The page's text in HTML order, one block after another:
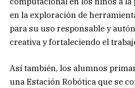
en la exploración de
para su uso responsable y
creativa y fortaleciendo el
Así también, los alumnos
una Estación Robótica que se